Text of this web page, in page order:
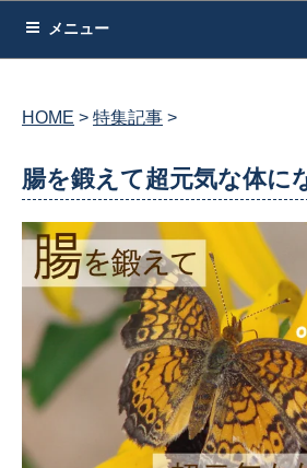
メニュー
HOME 特集記事
腸を鍛えて超元気な体に